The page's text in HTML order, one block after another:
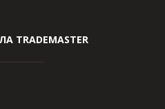
TRADEMASTER